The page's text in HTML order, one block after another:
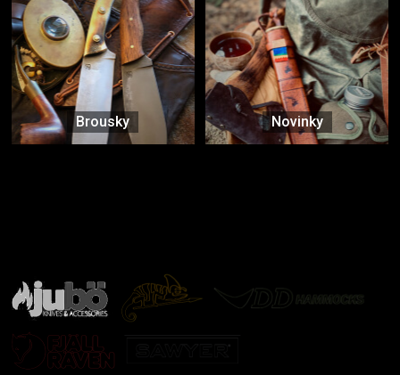
Brousky Novinky